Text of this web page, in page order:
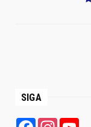
AS MAIS